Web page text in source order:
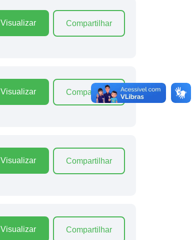
Visualizar Compartilhar
Visualizar Compartilhar
Visualizar Compartilhar
Visualizar Compartilhar